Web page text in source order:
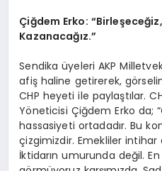
Çiğdem Erko:
Kazanacağız.”
Sendika üyeleri AKP
afiş haline getirerek,
CHP heyeti ile paylaştılar.
Yöneticisi Çiğdem Erko da;
hassasiyeti ortadadır. Bu
çizgimizdir. Emekliler intihar
İktidarın umurunda değil.